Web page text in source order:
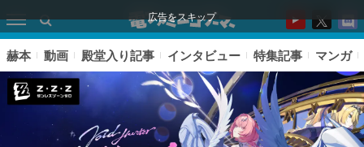
広告をスキップ
赫本 動画 殿堂入り記事 インタビュー 特集記事 マンガ